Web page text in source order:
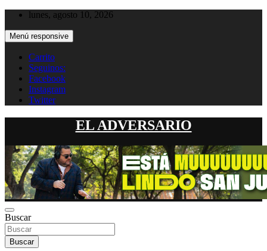
Saltar
contenido
lunes, agosto 10, 2026
Menú responsive
Carrito
Seguinos:
Facebook
Instagram
Twitter
EL ADVERSARIO
Buscar
Buscar